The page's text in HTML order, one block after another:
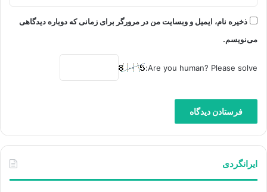
ذخیره نام، ایمیل و وبسایت من در مرورگر برای زمانی که دوباره دیدگاهی
می‌نویسم.
Are you human? Please solve:
ایرانگردی